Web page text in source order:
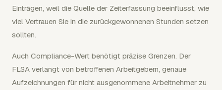
Einträgen, weil die Quelle der Zeiterfassung beeinflusst, wie
viel Vertrauen Sie in die zurückgewonnenen Stunden setzen
sollten.
Auch Compliance-Wert benötigt präzise Grenzen. Der
FLSA verlangt von betroffenen Arbeitgebern, genaue
Aufzeichnungen für nicht ausgenommene Arbeitnehmer zu